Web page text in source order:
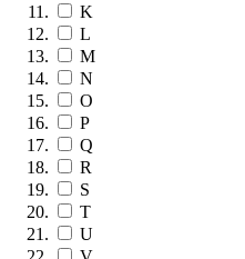
K
L
M
N
O
P
Q
R
S
T
U